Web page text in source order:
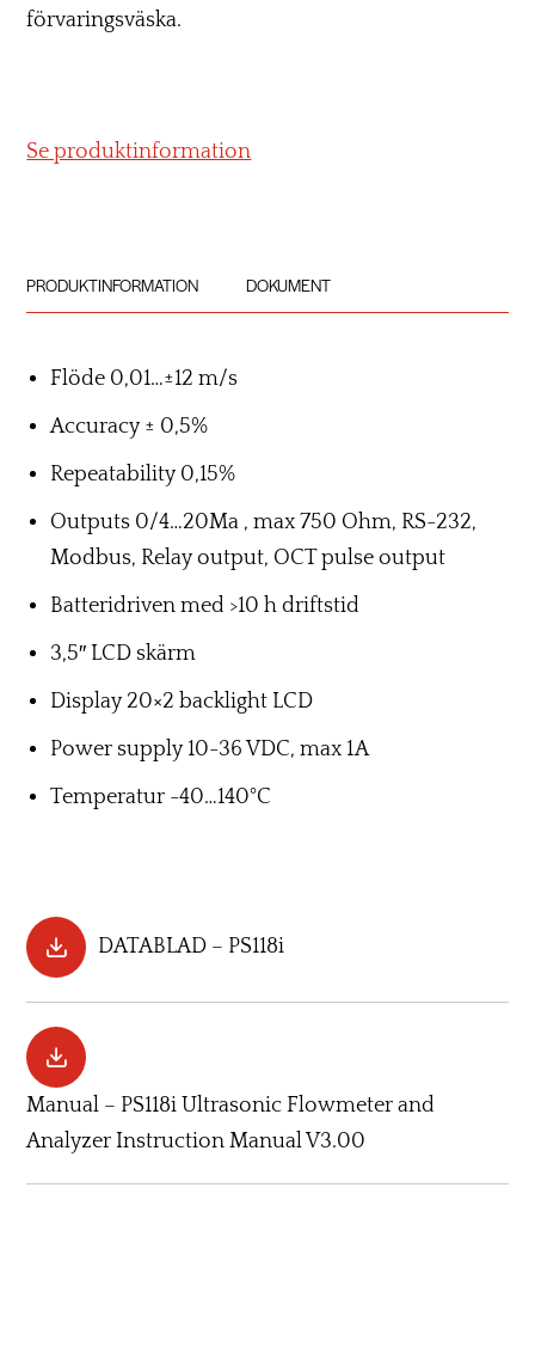
förvaringsväska.
Se produktinformation
PRODUKTINFORMATION DOKUMENT
Flöde 0,01…±12 m/s
Accuracy ± 0,5%
Repeatability 0,15%
Outputs 0/4…20Ma , max 750 Ohm, RS-232,
Modbus, Relay output, OCT pulse output
Batteridriven med >10 h driftstid
3,5″ LCD skärm
Display 20×2 backlight LCD
Power supply 10-36 VDC, max 1A
Temperatur -40…140°C
DATABLAD – PS118i
Manual – PS118i Ultrasonic Flowmeter and
Analyzer Instruction Manual V3.00